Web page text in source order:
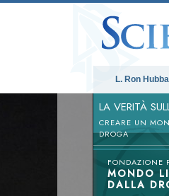
L. Ron
LA VERITÀ
CREARE UN
DROGA
FONDAZIONE
MONDO
DALLA